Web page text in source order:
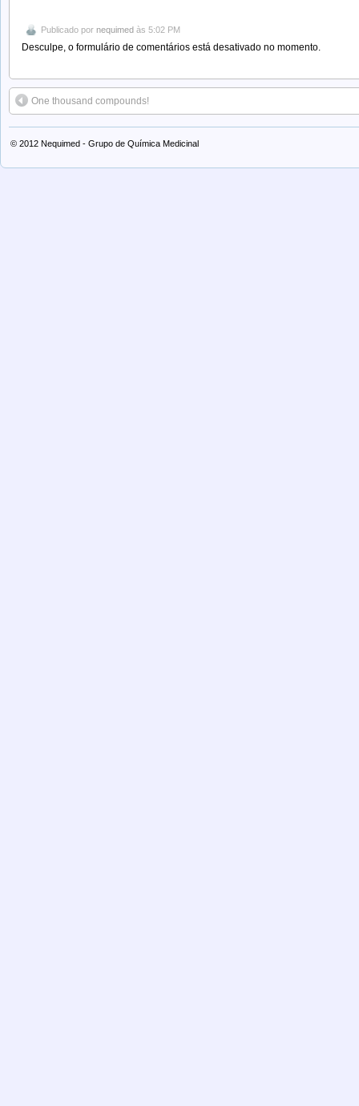
Publicado por nequimed às 5:02 PM
Desculpe, o formulário de comentários está desativado no momento.
One thousand compounds!
© 2012 Nequimed - Grupo de Química Medicinal